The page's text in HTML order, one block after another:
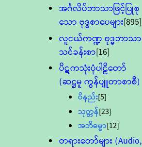
အင်္ဂလိပ်ဘာသာဖြင့်ပြုစု
သော ဗုဒ္ဓစာပေများ[895]
လူငယ်ကဏ္ဍ ဗုဒ္ဓဘာသာ
သင်ခန်းစာ[16]
ပိဋကသုံးပုံပါဠိတော်
(ဆဋ္ဌမူ ကွန်ပျူတာစာစီ)
ဝိနည်း[5]
သုတ္တန်[23]
အဘိဓမ္မာ[12]
တရားတော်များ (Audio,